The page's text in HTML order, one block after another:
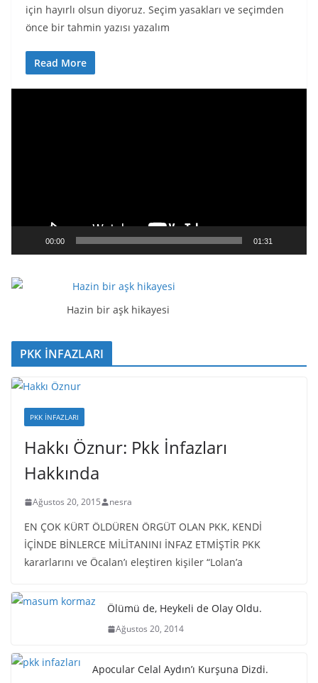
için hayırlı olsun diyoruz. Seçim yasakları ve seçimden
önce bir tahmin yazısı yazalım
Read More
t
ı
c
00:00 01:31
Hazin bir aşk hikayesi
PKK İNFAZLARI
PKK İNFAZLARI
Hakkı Öznur: Pkk İnfazları
Hakkında
Ağustos 20, 2015 nesra
EN ÇOK KÜRT ÖLDÜREN ÖRGÜT OLAN PKK, KENDİ
İÇİNDE BİNLERCE MİLİTANINI İNFAZ ETMİŞTİR PKK
kararlarını ve Öcalan’ı eleştiren kişiler “Lolan’a
Ölümü de, Heykeli de Olay Oldu.
Ağustos 20, 2014
Apocular Celal Aydın’ı Kurşuna Dizdi.